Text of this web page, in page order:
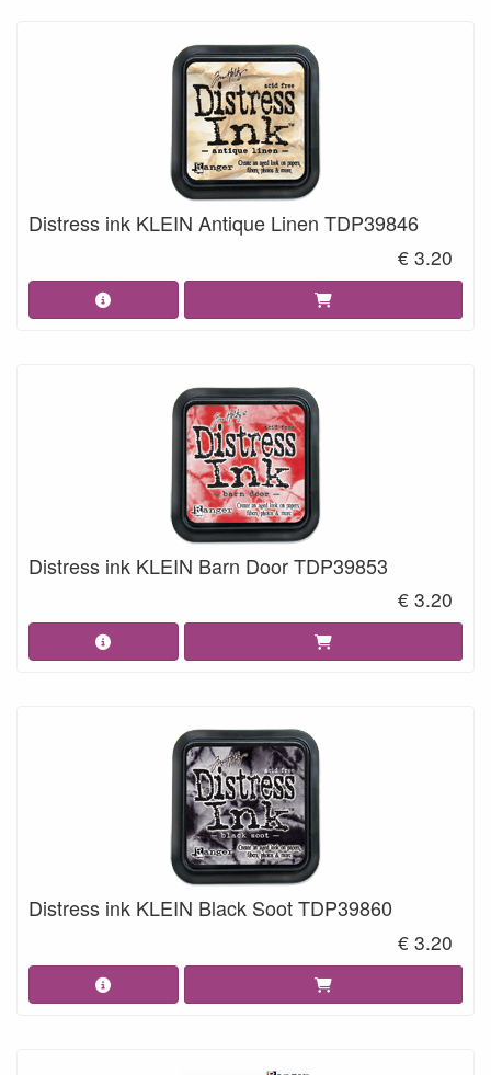
Distress ink KLEIN Antique Linen TDP39846
€ 3.20
Distress ink KLEIN Barn Door TDP39853
€ 3.20
Distress ink KLEIN Black Soot TDP39860
€ 3.20